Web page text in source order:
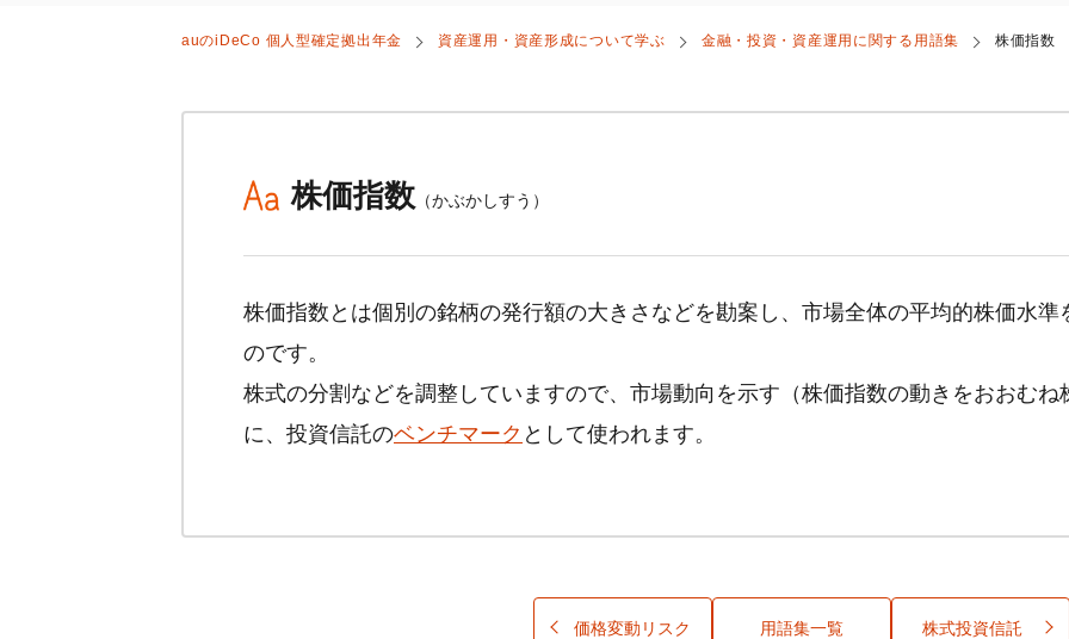
auのiDeCo 個人型確定拠出年金 資産運用・資産形成について学ぶ 金融・投資・資産運用に関する用語集 株価指数
株価指数 （かぶかしすう）
株価指数とは個別の銘柄の発行額の大きさなどを勘案し、市場全体の平均的株価水準
のです。
株式の分割などを調整していますので、市場動向を示す（株価指数の動きをおおむね
に、投資信託のベンチマーク として使われます。
価格変動リスク 用語集一覧 株式投資信託